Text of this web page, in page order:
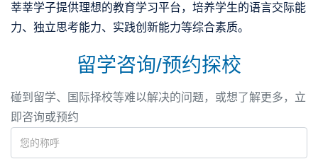
莘莘学子提供理想的教育学习平台，培养学生的语言交际能
力、独立思考能力、实践创新能力等综合素质。
留学咨询/预约探校
碰到留学、国际择校等难以解决的问题，或想了解更多，立
即咨询或预约